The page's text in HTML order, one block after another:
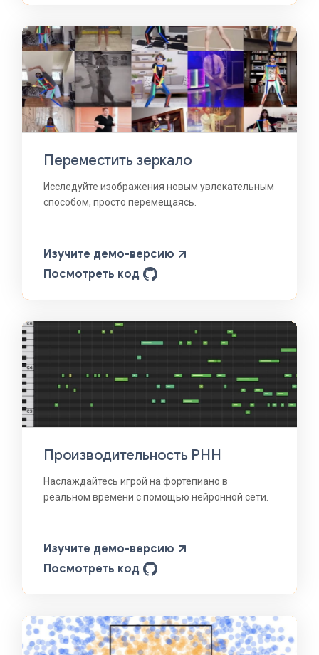
Переместить зеркало
Исследуйте изображения новым увлекательным
способом, просто перемещаясь.
Изучите демо-версию
Посмотреть код
Производительность РНН
Наслаждайтесь игрой на фортепиано в
реальном времени с помощью нейронной сети.
Изучите демо-версию
Посмотреть код